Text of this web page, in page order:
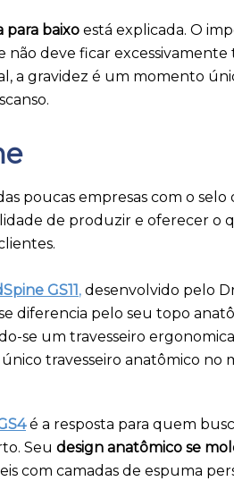
para baixo está explicada. O
deve ficar excessivamente
a gravidez é um momento
poucas empresas com o selo
de produzir e oferecer o
GS11, desenvolvido pelo
diferencia pelo seu topo
se um travesseiro
travesseiro anatômico no
é a resposta para quem
Seu design anatômico se
com camadas de espuma